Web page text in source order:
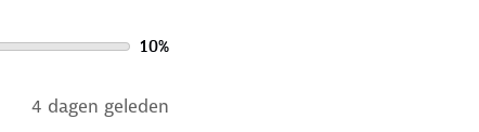
10%
4 dagen geleden